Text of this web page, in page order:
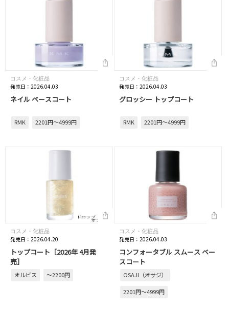
コスメ・化粧品
発売日：2026.04.03
ネイル ベースコート
RMK 2201円～4999円
コスメ・化粧品
発売日：2026.04.03
グロッシー トップコート
RMK 2201円～4999円
コスメ・化粧品
発売日：2026.04.20
トップコート［2026年 4月発
売］
オルビス ～2200円
コスメ・化粧品
発売日：2026.04.03
コンフォータブル スムース ベー
スコート
OSAJI（オサジ）
2201円～4999円